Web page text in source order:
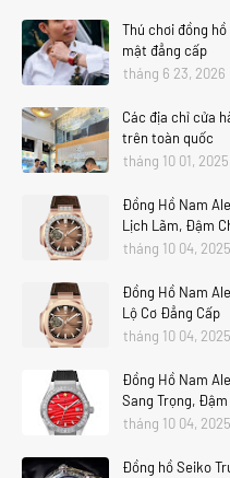
Thú chơi đồng
mật đẳng cấp
tháng 6 23, 2026
Các địa chỉ cửa
trên toàn quốc
tháng 10 01, 2025
Đồng Hồ Nam
Lịch Lãm, Đậm
tháng 10 04, 2025
Đồng Hồ Nam
Lộ Cơ Đẳng Cấp
tháng 10 04, 2025
Đồng Hồ Nam
Sang Trọng, Đậm
tháng 10 04, 2025
Đồng hồ Seiko